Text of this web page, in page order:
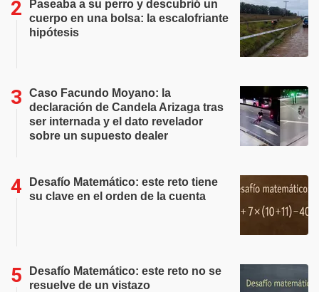
Paseaba a su perro y descubrió un
cuerpo en una bolsa: la escalofriante
hipótesis
Caso Facundo Moyano: la
declaración de Candela Arizaga tras
ser internada y el dato revelador
sobre un supuesto dealer
Desafío Matemático: este reto tiene
su clave en el orden de la cuenta
Desafío Matemático: este reto no se
resuelve de un vistazo